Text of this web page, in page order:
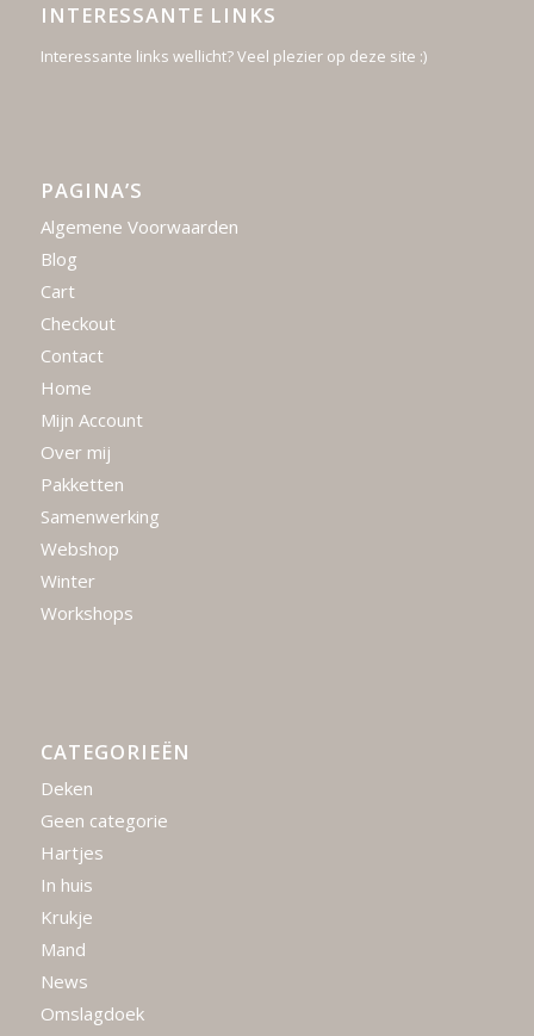
INTERESSANTE LINKS
Interessante links wellicht? Veel plezier op deze site :)
PAGINA’S
Algemene Voorwaarden
Blog
Cart
Checkout
Contact
Home
Mijn Account
Over mij
Pakketten
Samenwerking
Webshop
Winter
Workshops
CATEGORIEËN
Deken
Geen categorie
Hartjes
In huis
Krukje
Mand
News
Omslagdoek